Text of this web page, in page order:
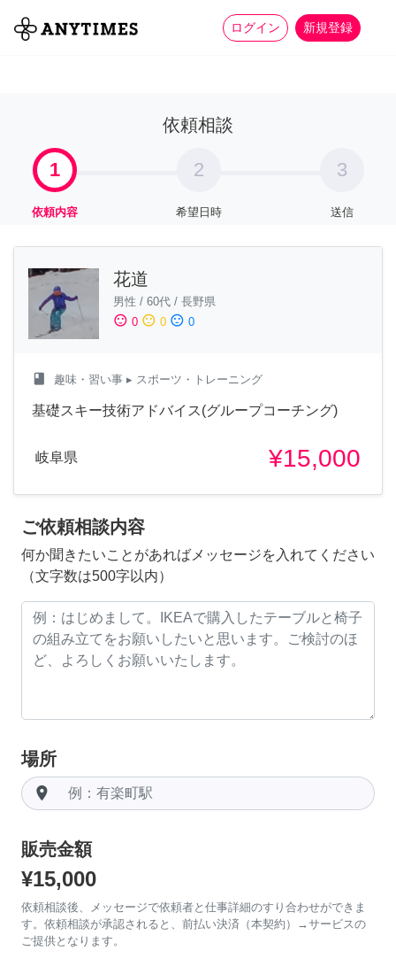
ログイン 新規登録
全て 家事 more_horiz
依頼相談
1
依頼内容
2
希望日時
3
送信
花道
男性 / 60代 / 長野県
sentiment_satisfied 0 sentiment_neutral 0 sentiment_dissatisfied 0
class 趣味・習い事 ▸ スポーツ・トレーニング
基礎スキー技術アドバイス(グループコーチング)
岐阜県 ¥15,000
ご依頼相談内容
何か聞きたいことがあればメッセージを入れてください
（文字数は500字以内）
場所
room
販売金額
¥15,000
依頼相談後、メッセージで依頼者と仕事詳細のすり合わせができま
す。依頼相談が承認されると、前払い決済（本契約）→サービスの
ご提供となります。